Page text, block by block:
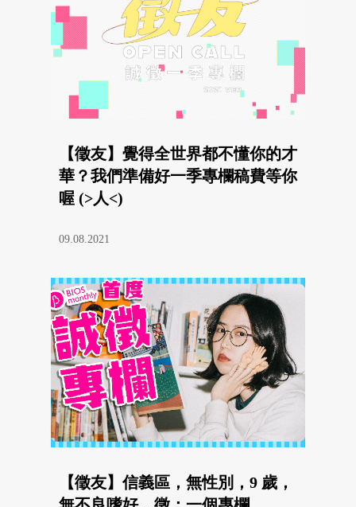
【徵友】覺得全世界都不懂你的才
華？我們準備好一季專欄稿費等你
喔 (>人<)
09.08.2021
【徵友】信義區，無性別，9 歲，